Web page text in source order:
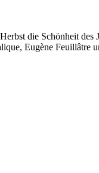
die Schönheit des
Eugène Feuillâtre